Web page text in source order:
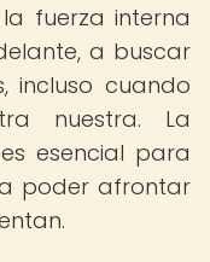
fuerza interna
a buscar
incluso cuando
nuestra. La
esencial para
poder afrontar